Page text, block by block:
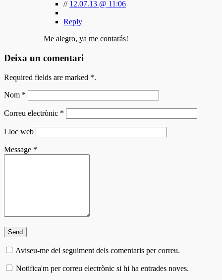
// 12.07.13 @ 11:06
Reply
Me alegro, ya me contarás!
Deixa un comentari
Required fields are marked *.
Nom *
Correu electrònic *
Lloc web
Message *
Aviseu-me del seguiment dels comentaris per correu.
Notifica'm per correu electrònic si hi ha entrades noves.